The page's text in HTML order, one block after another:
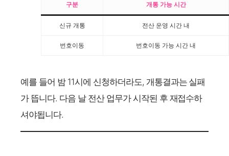
구분 개통 가능 시간
신규 개통 전산 운영 시간 내
번호이동 번호이동 가능 시간 내
예를 들어 밤 11시에 신청하더라도, 개통결과는 실패
가 뜹니다. 다음 날 전산 업무가 시작된 후 재접수하
셔야됩니다.